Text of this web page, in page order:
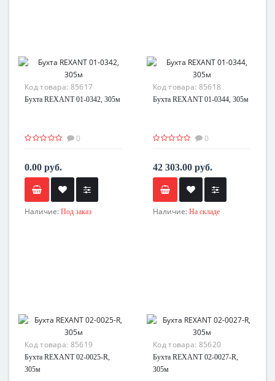
Код товара: 85617
Бухта REXANT 01-0342, 305м
0
0.00 руб.
Наличие: Под заказ
Код товара: 85618
Бухта REXANT 01-0344, 305м
0
42 303.00 руб.
Наличие: На складе
Код товара: 85619
Бухта REXANT 02-0025-R,
305м
Код товара: 85620
Бухта REXANT 02-0027-R,
305м